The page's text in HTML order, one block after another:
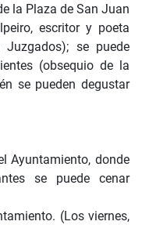
la Plaza de San Juan
escritor y poeta
se puede
(obsequio de la
se pueden degustar
Ayuntamiento, donde
se puede cenar
(Los viernes,